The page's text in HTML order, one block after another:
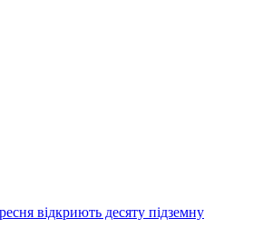
відкриють десяту підземну